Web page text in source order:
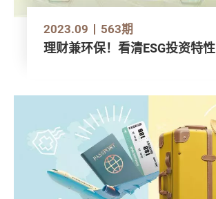
2023.09 563期
理财兼环保！看清ESG投资特